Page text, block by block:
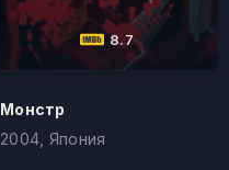
8.7
Монстр
2004, Япония